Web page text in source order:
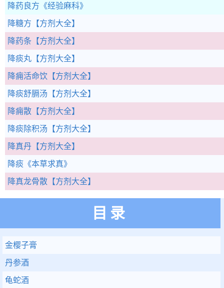
降药良方 《经验麻科》
降糖方 【方剂大全】
降药条 【方剂大全】
降痰丸 【方剂大全】
降痈活命饮 【方剂大全】
降痰舒膈汤 【方剂大全】
降痈散 【方剂大全】
降痰除积汤 【方剂大全】
降真丹 【方剂大全】
降痰 《本草求真》
降真龙骨散 【方剂大全】
目录
金樱子膏
丹参酒
龟蛇酒